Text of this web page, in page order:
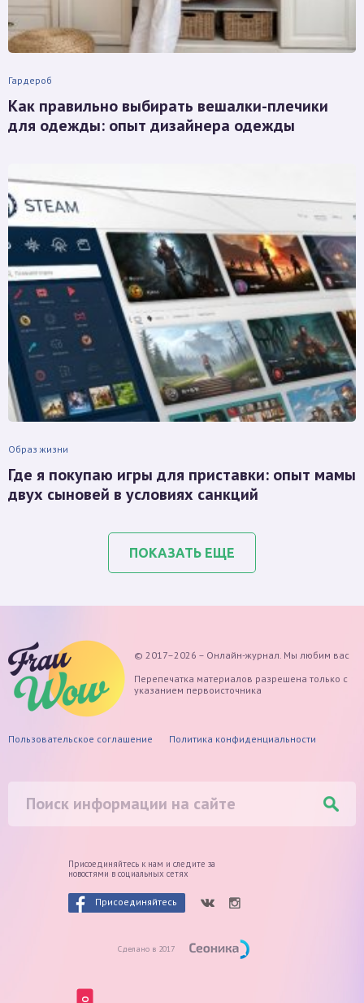
Гардероб
Как правильно выбирать вешалки-плечики
для одежды: опыт дизайнера одежды
Образ жизни
Где я покупаю игры для приставки: опыт мамы
двух сыновей в условиях санкций
ПОКАЗАТЬ ЕЩЕ
© 2017–2026 – Онлайн-журнал. Мы любим вас
Перепечатка материалов разрешена только с
указанием первоисточника
Пользовательское соглашение Политика конфиденциальности
Присоединяйтесь к нам и следите за
новостями в социальных сетях
Присоединяйтесь
Сделано в 2017